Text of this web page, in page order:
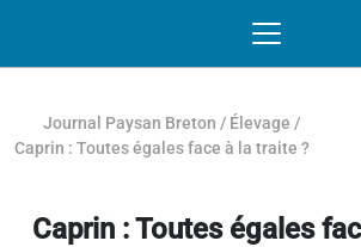
Journal Paysan Breton / Élevage /
Caprin : Toutes égales face à la traite ?
Caprin : Toutes égales